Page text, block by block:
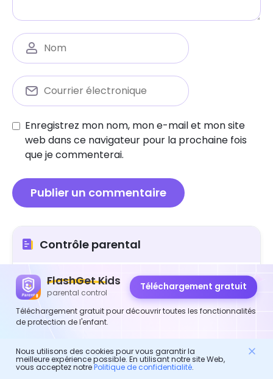
Enregistrez mon nom, mon e-mail et mon site
web dans ce navigateur pour la prochaine fois
que je commenterai.
Contrôle parental
Comment nettoyer l'électronique sans les
endommager
Comment déverrouiller l'iPhone sans mot de
passe: un guide des parents
peut pas trouver
Comment faire un travail familial mixte: conseils
FlashGet Kids
parental control
Téléchargement gratuit
Téléchargement gratuit pour découvrir toutes les fonctionnalités
de protection de l'enfant.
Nous utilisons des cookies pour vous garantir la
meilleure expérience possible. En utilisant notre site Web,
vous acceptez notrePolitique de confidentialité.